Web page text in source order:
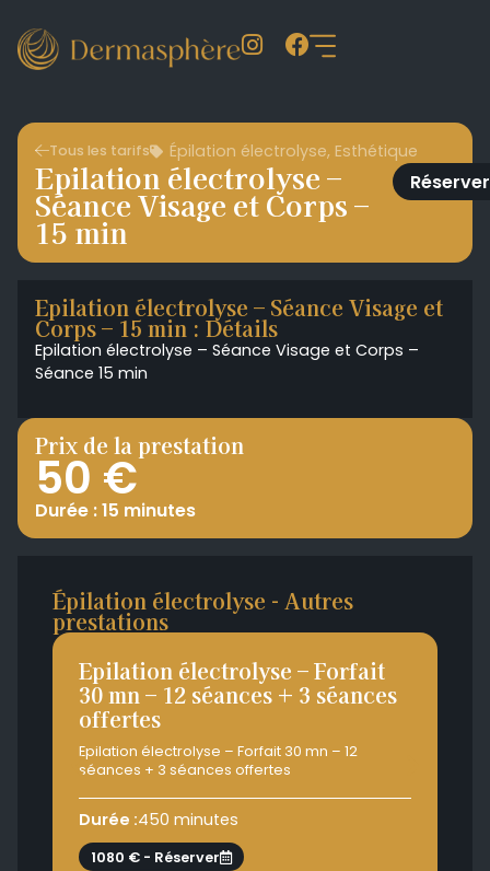
Tous les tarifs Épilation électrolyse, Esthétique
Epilation électrolyse –
Séance Visage et Corps –
15 min
Réserver
Epilation électrolyse – Séance Visage et
Corps – 15 min : Détails
Epilation électrolyse – Séance Visage et Corps –
Séance 15 min
Prix de la prestation
50 €
Durée : 15 minutes
Épilation électrolyse - Autres
prestations
Epilation électrolyse – Forfait
30 mn – 12 séances + 3 séances
offertes
Epilation électrolyse – Forfait 30 mn – 12
séances + 3 séances offertes
Durée :450 minutes
1080 € - Réserver